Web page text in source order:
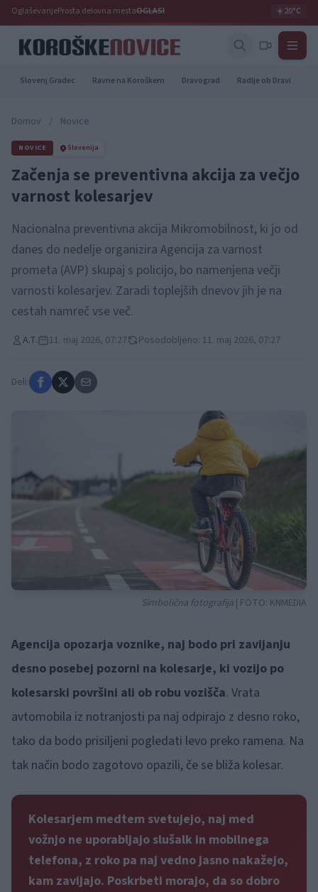
OglaševanjeProsta delovna mestaOGLASI ☀️20°C
Slovenj Gradec Ravne na Koroškem Dravograd Radlje ob Dravi
Domov / Novice
NOVICE Slovenija
Začenja se preventivna akcija za večjo
varnost kolesarjev
Nacionalna preventivna akcija Mikromobilnost, ki jo od
danes do nedelje organizira Agencija za varnost
prometa (AVP) skupaj s policijo, bo namenjena večji
varnosti kolesarjev. Zaradi toplejših dnevov jih je na
cestah namreč vse več.
A.T. 11. maj 2026, 07:27 Posodobljeno: 11. maj 2026, 07:27
Deli:
Simbolična fotografija | FOTO: KNMEDIA
Agencija opozarja voznike, naj bodo pri zavijanju
desno posebej pozorni na kolesarje, ki vozijo po
kolesarski površini ali ob robu vozišča. Vrata
avtomobila iz notranjosti pa naj odpirajo z desno roko,
tako da bodo prisiljeni pogledati levo preko ramena. Na
tak način bodo zagotovo opazili, če se bliža kolesar.
Kolesarjem medtem svetujejo, naj med
vožnjo ne uporabljajo slušalk in mobilnega
telefona, z roko pa naj vedno jasno nakažejo,
kam zavijajo. Poskrbeti morajo, da so dobro